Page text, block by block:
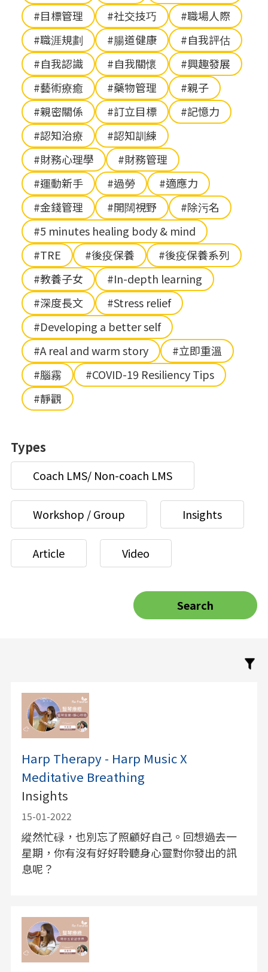
#目標管理
#社交技巧
#職場人際
#職涯規劃
#腸道健康
#自我評估
#自我認識
#自我關懷
#興趣發展
#藝術療癒
#藥物管理
#親子
#親密關係
#訂立目標
#記憶力
#認知治療
#認知訓練
#財務心理學
#財務管理
#運動新手
#過勞
#適應力
#金錢管理
#開闊視野
#除污名
#5 minutes healing body & mind
#TRE
#後疫保養
#後疫保養系列
#教養子女
#In-depth learning
#深度長文
#Stress relief
#Developing a better self
#A real and warm story
#立即重溫
#腦霧
#COVID-19 Resiliency Tips
#靜觀
Types
Coach LMS/ Non-coach LMS
Workshop / Group Insights
Article Video
Harp Therapy - Harp Music X
Meditative Breathing
Insights
15-01-2022
縱然忙碌，也別忘了照顧好自己。回想過去一
星期，你有沒有好好聆聽身心靈對你發出的訊
息呢？